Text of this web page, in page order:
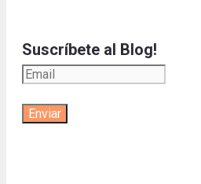
Suscríbete al Blog!